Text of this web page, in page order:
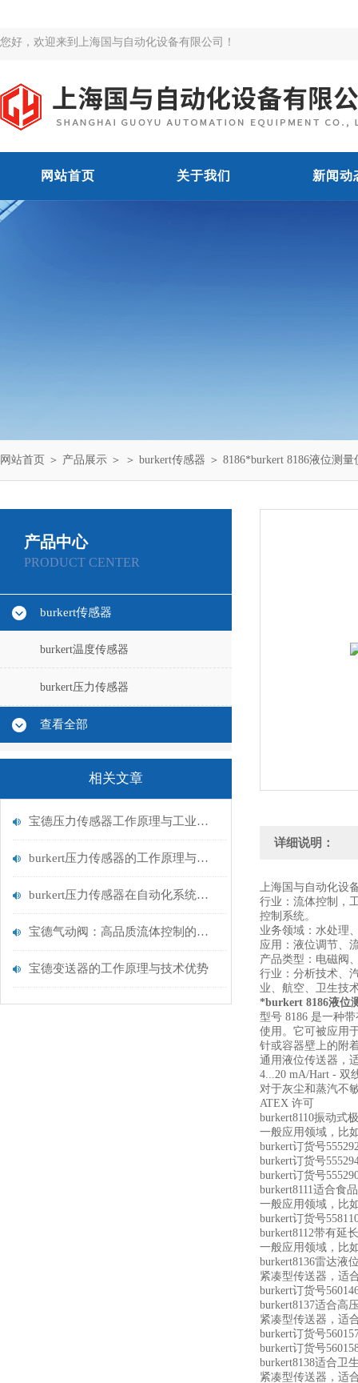
您好，欢迎来到上海国与自动化设备有限公司！
网站首页 关于我们 新闻动
网站首页 ＞ 产品展示 ＞ ＞ burkert传感器 ＞ 8186*burkert 8186液位测量
产品中心
PRODUCT CENTER
burkert传感器
burkert温度传感器
burkert压力传感器
查看全部
相关文章
宝德压力传感器工作原理与工业流体测量应用
burkert压力传感器的工作原理与应用领域
burkert压力传感器在自动化系统中的应用
宝德气动阀：高品质流体控制的可靠选择
宝德变送器的工作原理与技术优势
详细说明：
上海国与自动化设
行业：流体控制，
控制系统。
业务领域：水处理
应用：液位调节、
产品类型：电磁阀
行业：分析技术、
业、航空、卫生技
*burkert 8186液位
型号 8186 是一种
使用。它可被应用
针或容器壁上的附
通用液位传送器，
4...20 mA/Hart - 双
对于灰尘和蒸汽不
ATEX 许可
burkert8110振动式
一般应用领域，比
burkert订货号
burkert订货号
burkert订货号
burkert8111适合食
一般应用领域，比
burkert订货号
burkert8112带有延
一般应用领域，比
burkert8136雷达液
紧凑型传送器，适
burkert订货号
burkert8137适合高
紧凑型传送器，适
burkert订货号
burkert订货号
burkert8138适合卫
紧凑型传送器，适